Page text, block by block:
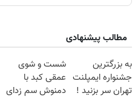
مطالب پیشنهادی
به بزرگترین
جشنواره ایمپلنت
تهران سر بزنید !
شست و شوی
عمقی کبد با
دمنوش سم زدای